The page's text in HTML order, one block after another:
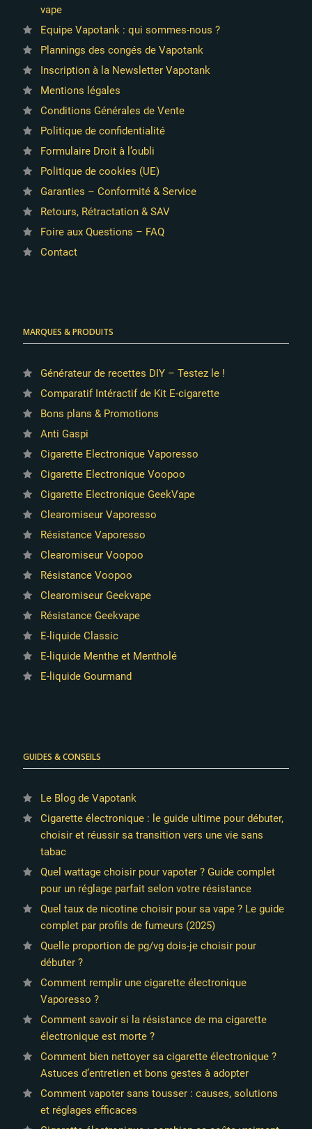
14 avis
vape
Equipe Vapotank : qui sommes-nous ?
Plannings des congés de Vapotank
Inscription à la Newsletter Vapotank
Mentions légales
Conditions Générales de Vente
Politique de confidentialité
Formulaire Droit à l’oubli
Politique de cookies (UE)
Garanties – Conformité & Service
Retours, Rétractation & SAV
Foire aux Questions – FAQ
Contact
MARQUES & PRODUITS
Générateur de recettes DIY – Testez le !
Comparatif Intéractif de Kit E-cigarette
Bons plans & Promotions
Anti Gaspi
Cigarette Electronique Vaporesso
Cigarette Electronique Voopoo
Cigarette Electronique GeekVape
Clearomiseur Vaporesso
Résistance Vaporesso
Clearomiseur Voopoo
Résistance Voopoo
Clearomiseur Geekvape
Résistance Geekvape
E-liquide Classic
E-liquide Menthe et Mentholé
E-liquide Gourmand
GUIDES & CONSEILS
Le Blog de Vapotank
Cigarette électronique : le guide ultime pour débuter,
choisir et réussir sa transition vers une vie sans
tabac
Quel wattage choisir pour vapoter ? Guide complet
pour un réglage parfait selon votre résistance
Quel taux de nicotine choisir pour sa vape ? Le guide
complet par profils de fumeurs (2025)
Quelle proportion de pg/vg dois-je choisir pour
débuter ?
Comment remplir une cigarette électronique
Vaporesso ?
Comment savoir si la résistance de ma cigarette
électronique est morte ?
Comment bien nettoyer sa cigarette électronique ?
Astuces d’entretien et bons gestes à adopter
Comment vapoter sans tousser : causes, solutions
et réglages efficaces